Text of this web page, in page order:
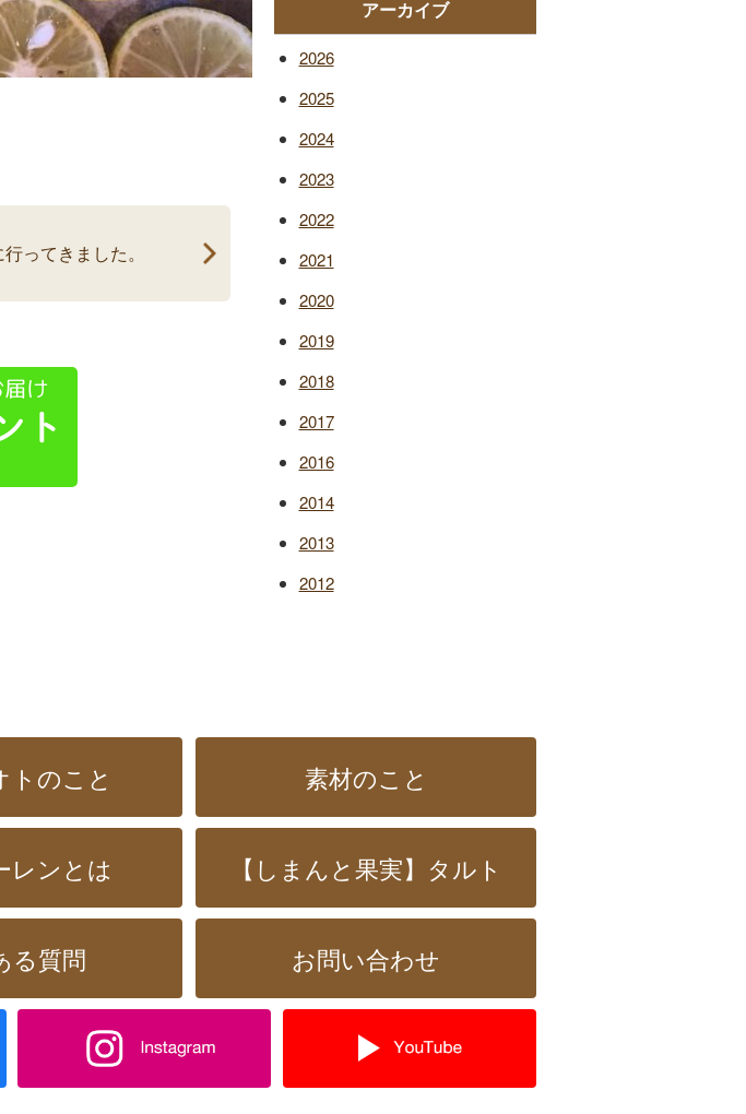
ってきました。
アーカイブ
2026
2025
2024
2023
2022
2021
2020
2019
2018
2017
2016
2014
2013
2012
トのこと 素材のこと
レンとは 【しまんと果実】タルト
る質問 お問い合わせ